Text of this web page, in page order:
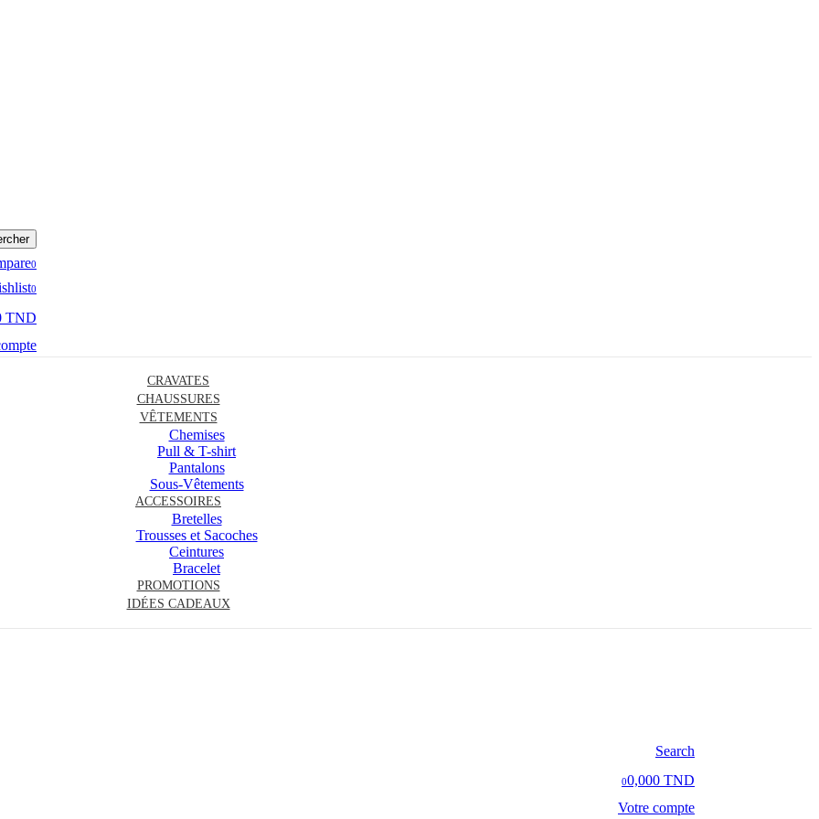
0
0
TND
CRAVATES
CHAUSSURES
VÊTEMENTS
Chemises
Pull & T-shirt
Pantalons
Sous-Vêtements
ACCESSOIRES
Bretelles
Trousses et Sacoches
Ceintures
Bracelet
PROMOTIONS
IDÉES CADEAUX
Search
00,000 TND
Votre compte